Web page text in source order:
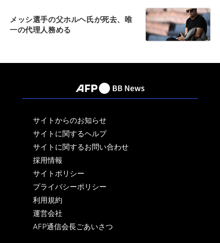
メッシ選手の父ホルヘ氏が死去、唯
一の代理人務める
サイトからのお知らせ
サイトに関するヘルプ
サイトに関するお問い合わせ
採用情報
サイトポリシー
プライバシーポリシー
利用規約
運営会社
AFP通信会長ごあいさつ